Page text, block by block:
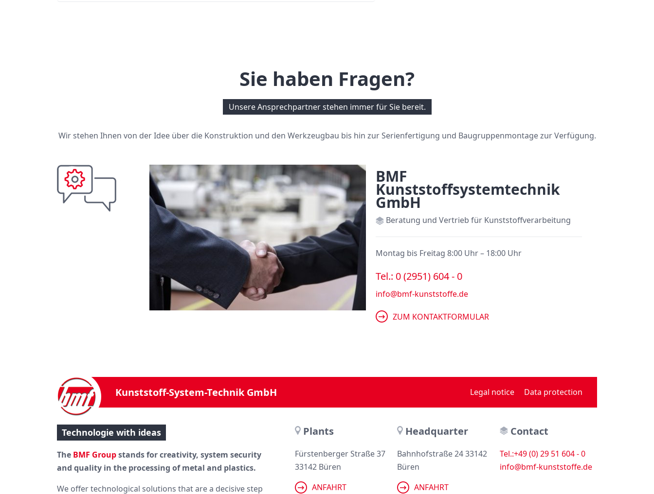
Sie haben Fragen?
Unsere Ansprechpartner stehen immer für Sie bereit.
Wir stehen Ihnen von der Idee über die Konstruktion und den Werkzeugbau bis hin zur Serienfertigung und Baugruppenmontage zur Verfügung.
BMF
Kunststoffsystemtechnik
GmbH
Beratung und Vertrieb für Kunststoffverarbeitung
Montag bis Freitag 8:00 Uhr – 18:00 Uhr
Tel.: 0 (2951) 604 - 0
info@bmf-kunststoffe.de
ZUM KONTAKTFORMULAR
Kunststoff-System-Technik GmbH Legal notice Data protection
Technologie with ideas
The BMF Groupstands for creativity, system security
and quality in the processing of metal and plastics.
We offer technological solutions that are a decisive step
Plants
Fürstenberger Straße 37
33142 Büren
ANFAHRT
Headquarter
Bahnhofstraße 24 33142
Büren
ANFAHRT
Contact
Tel.:+49 (0) 29 51 604 - 0
info@bmf-kunststoffe.de